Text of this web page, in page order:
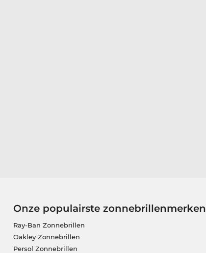
Onze populairste zonnebrillenmerken
Ray-Ban Zonnebrillen
Oakley Zonnebrillen
Persol Zonnebrillen